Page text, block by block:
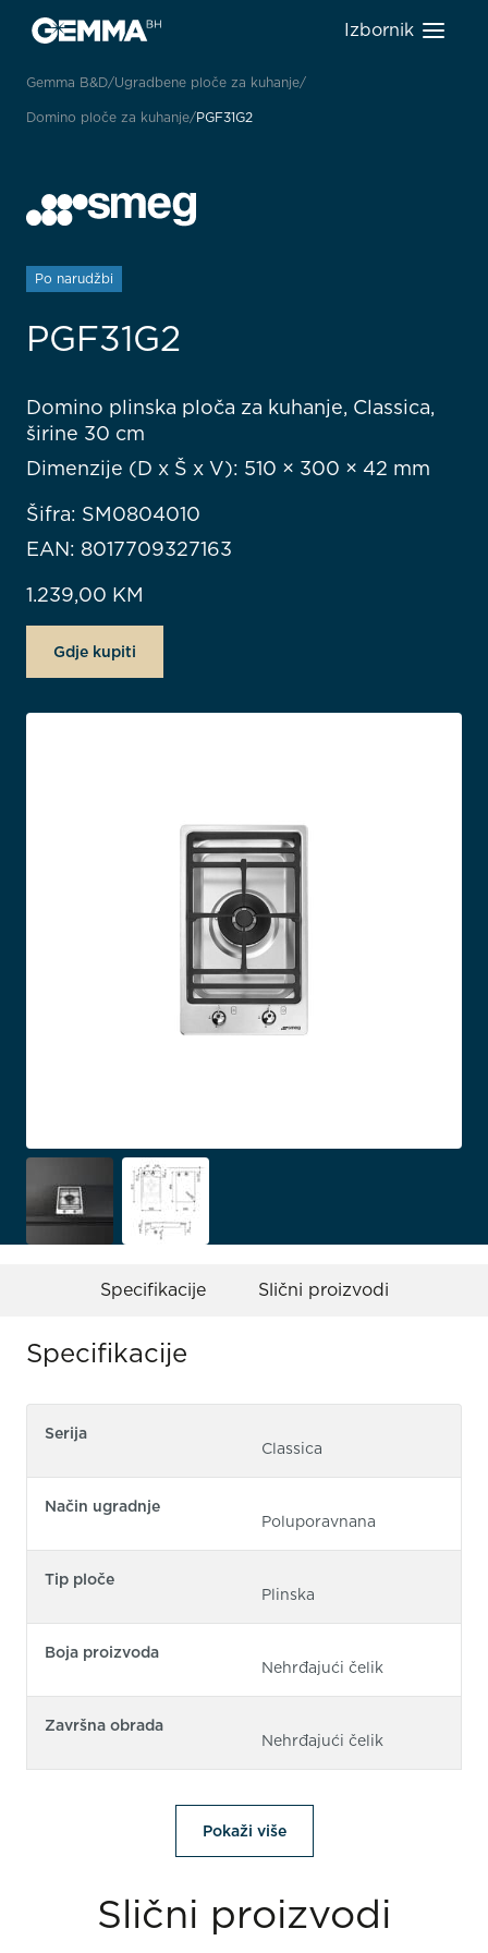
Izbornik
Gemma B&D Ugradbene ploče za kuhanje
Domino ploče za kuhanje PGF31G2
Po narudžbi
PGF31G2
Domino plinska ploča za kuhanje, Classica,
širine 30 cm
Dimenzije (D x Š x V): 510 × 300 × 42 mm
Šifra: SM0804010
EAN: 8017709327163
1.239,00 KM
Gdje kupiti
Specifikacije Slični proizvodi
Specifikacije
Serija
Classica
Način ugradnje
Poluporavnana
Tip ploče
Plinska
Boja proizvoda
Nehrđajući čelik
Završna obrada
Nehrđajući čelik
Pokaži više
Slični proizvodi